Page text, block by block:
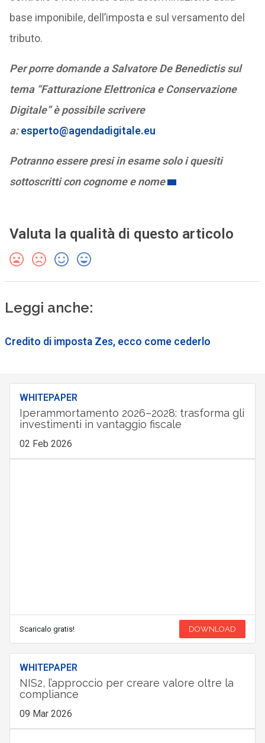
base imponibile, dell’imposta e sul versamento del
tributo.
Per porre domande a Salvatore De Benedictis sul
tema “Fatturazione Elettronica e Conservazione
Digitale” è possibile scrivere
a:esperto@agendadigitale.eu
Potranno essere presi in esame solo i quesiti
sottoscritti con cognome e nome
Valuta la qualità di questo articolo
Leggi anche:
Credito di imposta Zes, ecco come cederlo
WHITEPAPER
Iperammortamento 2026–2028: trasforma gli
investimenti in vantaggio fiscale
02 Feb 2026
Scaricalo gratis! DOWNLOAD
WHITEPAPER
NIS2, l’approccio per creare valore oltre la
compliance
09 Mar 2026